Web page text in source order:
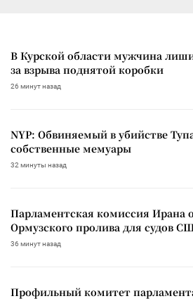
В Курской области мужчина
за взрыва поднятой коробки
26 минут назад
NYP: Обвиняемый в убийстве
собственные мемуары
32 минуты назад
Парламентская комиссия Ирана
Ормузского пролива для судов
36 минут назад
Профильный комитет